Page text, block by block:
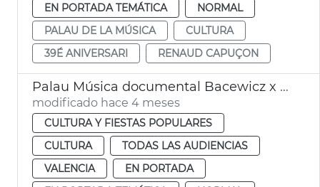
EN PORTADA TEMÁTICA
NORMAL
PALAU DE LA MÚSICA
CULTURA
39É ANIVERSARI
RENAUD CAPUÇON
Palau Música documental Bacewicz x Bomsori
modificado hace 4 meses
CULTURA Y FIESTAS POPULARES
CULTURA
TODAS LAS AUDIENCIAS
VALENCIA
EN PORTADA